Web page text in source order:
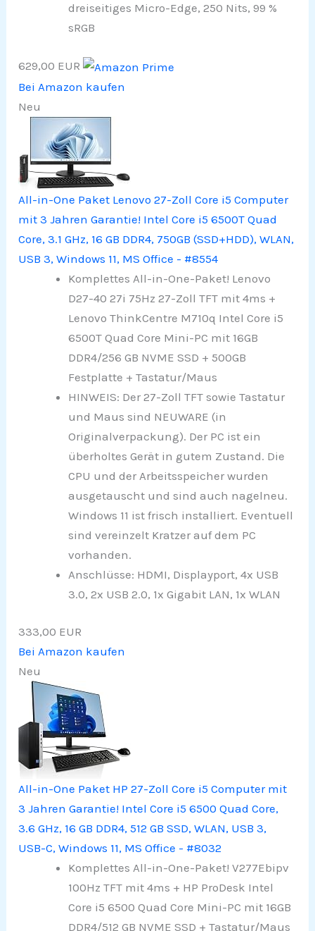
dreiseitiges Micro-Edge, 250 Nits, 99 %
sRGB
629,00 EUR
Bei Amazon kaufen
Neu
All-in-One Paket Lenovo 27-Zoll Core i5 Computer
mit 3 Jahren Garantie! Intel Core i5 6500T Quad
Core, 3.1 GHz, 16 GB DDR4, 750GB (SSD+HDD), WLAN,
USB 3, Windows 11, MS Office - #8554
Komplettes All-in-One-Paket! Lenovo
D27-40 27i 75Hz 27-Zoll TFT mit 4ms +
Lenovo ThinkCentre M710q Intel Core i5
6500T Quad Core Mini-PC mit 16GB
DDR4/256 GB NVME SSD + 500GB
Festplatte + Tastatur/Maus
HINWEIS: Der 27-Zoll TFT sowie Tastatur
und Maus sind NEUWARE (in
Originalverpackung). Der PC ist ein
überholtes Gerät in gutem Zustand. Die
CPU und der Arbeitsspeicher wurden
ausgetauscht und sind auch nagelneu.
Windows 11 ist frisch installiert. Eventuell
sind vereinzelt Kratzer auf dem PC
vorhanden.
Anschlüsse: HDMI, Displayport, 4x USB
3.0, 2x USB 2.0, 1x Gigabit LAN, 1x WLAN
333,00 EUR
Bei Amazon kaufen
Neu
All-in-One Paket HP 27-Zoll Core i5 Computer mit
3 Jahren Garantie! Intel Core i5 6500 Quad Core,
3.6 GHz, 16 GB DDR4, 512 GB SSD, WLAN, USB 3,
USB-C, Windows 11, MS Office - #8032
Komplettes All-in-One-Paket! V277Ebipv
100Hz TFT mit 4ms + HP ProDesk Intel
Core i5 6500 Quad Core Mini-PC mit 16GB
DDR4/512 GB NVME SSD + Tastatur/Maus